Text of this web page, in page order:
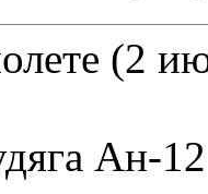
(2
Ан-